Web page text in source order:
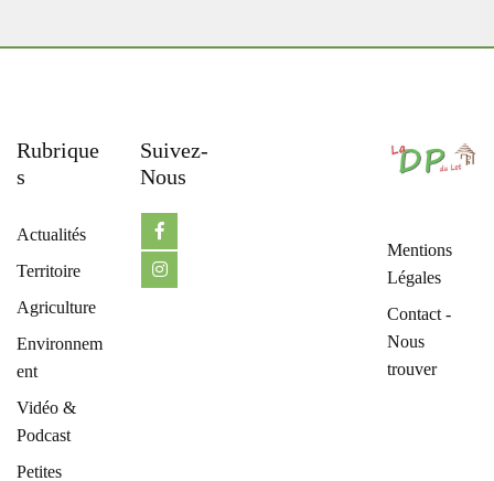
Rubrique
S
Actualités
Territoire
Agriculture
Environnem
ent
Vidéo &
Podcast
Petites
Suivez-
Nous
Mentions
Légales
Contact -
Nous
trouver